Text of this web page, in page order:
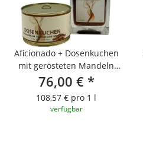
Aficionado + Dosenkuchen
mit gerösteten Mandeln
und Rosinen
76,00 € *
108,57 € pro 1 l
verfügbar